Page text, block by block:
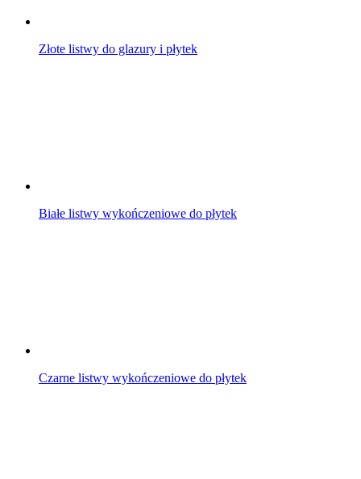
Złote listwy do glazury i płytek
Białe listwy wykończeniowe do płytek
Czarne listwy wykończeniowe do płytek